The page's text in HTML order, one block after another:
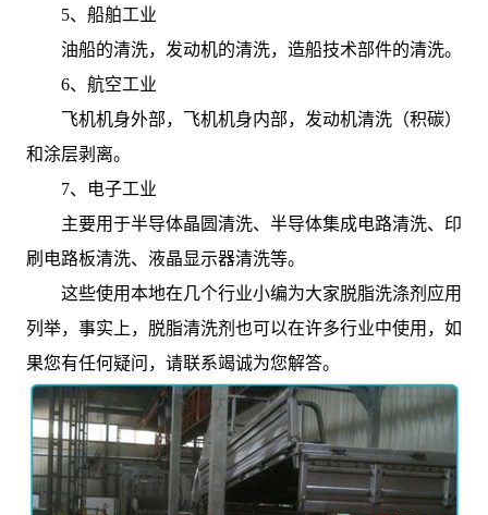
5、船舶工业
油船的清洗，发动机的清洗，造船技术部件的清洗。
6、航空工业
飞机机身外部，飞机机身内部，发动机清洗（积碳）
和涂层剥离。
7、电子工业
主要用于半导体晶圆清洗、半导体集成电路清洗、印
刷电路板清洗、液晶显示器清洗等。
这些使用本地在几个行业小编为大家脱脂洗涤剂应用
列举，事实上，脱脂清洗剂也可以在许多行业中使用，如
果您有任何疑问，请联系竭诚为您解答。